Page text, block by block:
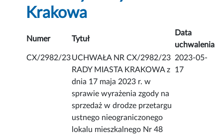
Krakowa
Numer Tytuł
Data
uchwalenia
CX/2982/23UCHWAŁA NR CX/2982/23
RADY MIASTA KRAKOWA z
dnia 17 maja 2023 r. w
sprawie wyrażenia zgody na
sprzedaż w drodze przetargu
ustnego nieograniczonego
lokalu mieszkalnego Nr 48
2023-05-
17